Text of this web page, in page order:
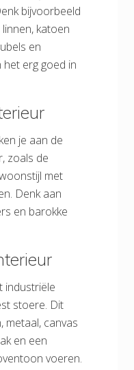
bijvoorbeeld
katoen
en
erg goed in
je aan de
zoals de
met
Denk aan
en barokke
industriële
stoere. Dit
metaal, canvas
en een
voeren.